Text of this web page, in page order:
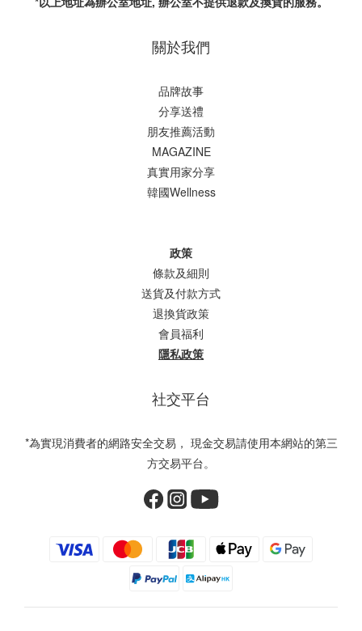
關於我們
品牌故事
分享送禮
朋友推薦活動
MAGAZINE
真實用家分享
韓國Wellness
政策
條款及細則
送貨及付款方式
退換貨政策
會員福利
隱私政策
社交平台
*為實現消費者的網路安全交易， 現金交易請使用本網站的第三
方交易平台。